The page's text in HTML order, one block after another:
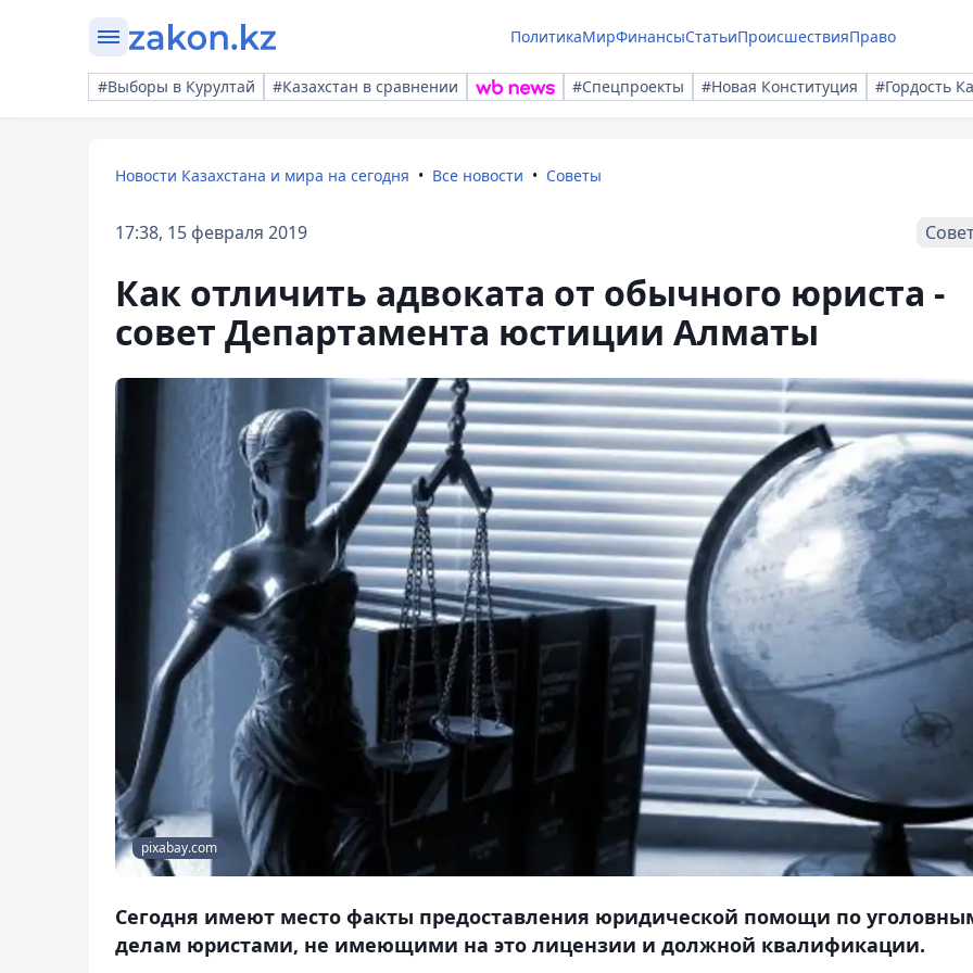
ПолитикаМирФинансыСтатьиПроисшествияПраво
#Выборы в Курултай #Казахстан в сравнении #Спецпроекты #Новая Конституция #Гордость
Новости Казахстана и мира на сегодня Все новости Советы
17:38, 15 февраля 2019
Как отличить адвоката от обычного юриста -
совет Департамента юстиции Алматы
pixabay.com
Сегодня имеют место факты предоставления юридической помощи по
делам юристами, не имеющими на это лицензии и должной квалификации.